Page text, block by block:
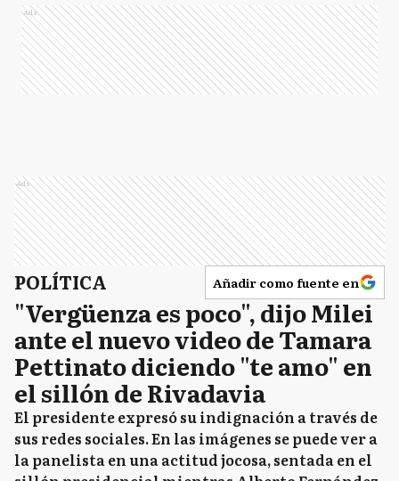
Ads
Ads
POLÍTICA Añadir como fuente en
"Vergüenza es poco", dijo Milei
ante el nuevo video de Tamara
Pettinato diciendo "te amo" en
el sillón de Rivadavia
El presidente expresó su indignación a través de
sus redes sociales. En las imágenes se puede ver a
la panelista en una actitud jocosa, sentada en el